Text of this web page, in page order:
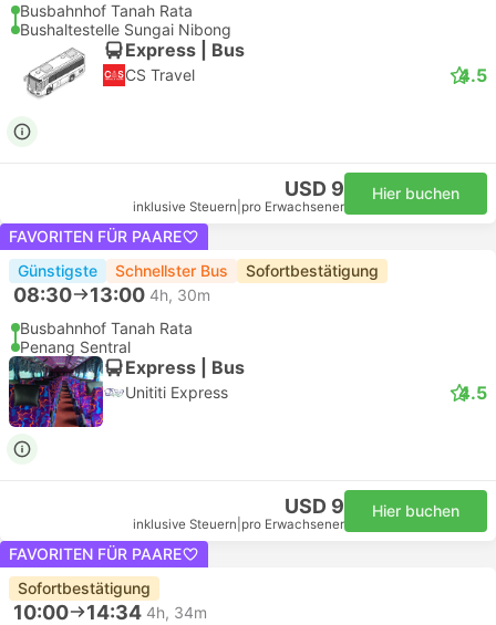
Busbahnhof Tanah Rata
Bushaltestelle Sungai Nibong
Express | Bus
CS Travel 4.5
USD 9
inklusive Steuern pro Erwachsener
Hier buchen
FAVORITEN FÜR PAARE
Günstigste
Schnellster Bus Sofortbestätigung
08:30 13:00 4h, 30m
Busbahnhof Tanah Rata
Penang Sentral
Express | Bus
Unititi Express 4.5
USD 9
inklusive Steuern pro Erwachsener
Hier buchen
FAVORITEN FÜR PAARE
Sofortbestätigung
10:00 14:34 4h, 34m